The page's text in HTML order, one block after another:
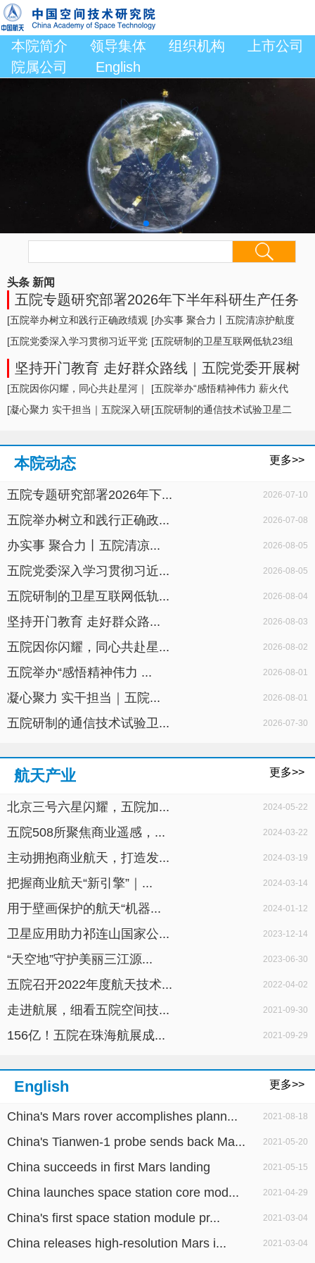
本院简介 领导集体 组织机构
上市公司
院属公司
English
头条 新闻
五院专题研究部署2026年下半年科研生产任务
形势及举措
[五院举办树立和践行正确政绩观
学习教育专题... ]
[办实事 聚合力丨五院清凉护航度
盛夏，暖心... ]
[五院党委深入学习贯彻习近平党
建思想，专题... ]
[五院研制的卫星互联网低轨23组
卫星成功发... ]
坚持开门教育 走好群众路线｜五院党委开展树
立和践行正确政绩观学习教育面对面座谈
[五院因你闪耀，同心共赴星河｜
五院举办20... ]
[五院举办“感悟精神伟力 薪火代
代相传”暨... ]
[凝心聚力 实干担当｜五院深入研[五院研制的通信技术试验卫星二
本院动态 更多>>
五院专题研究部署2026年下... 2026-07-10
五院举办树立和践行正确政... 2026-07-08
办实事 聚合力丨五院清凉... 2026-08-05
五院党委深入学习贯彻习近... 2026-08-05
五院研制的卫星互联网低轨... 2026-08-04
坚持开门教育 走好群众路... 2026-08-03
五院因你闪耀，同心共赴星... 2026-08-02
五院举办“感悟精神伟力 ... 2026-08-01
凝心聚力 实干担当｜五院... 2026-08-01
五院研制的通信技术试验卫... 2026-07-30
航天产业 更多>>
北京三号六星闪耀，五院加... 2024-05-22
五院508所聚焦商业遥感，... 2024-03-22
主动拥抱商业航天，打造发... 2024-03-19
把握商业航天“新引擎”｜... 2024-03-14
用于壁画保护的航天“机器... 2024-01-12
卫星应用助力祁连山国家公... 2023-12-14
“天空地”守护美丽三江源... 2023-06-30
五院召开2022年度航天技术... 2022-04-02
走进航展，细看五院空间技... 2021-09-30
156亿！五院在珠海航展成... 2021-09-29
English 更多>>
China's Mars rover accomplishes plann... 2021-08-18
China's Tianwen-1 probe sends back Ma... 2021-05-20
China succeeds in first Mars landing 2021-05-15
China launches space station core mod... 2021-04-29
China's first space station module pr... 2021-03-04
China releases high-resolution Mars i... 2021-03-04